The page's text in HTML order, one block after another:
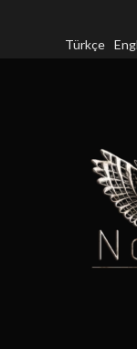
Türkçe